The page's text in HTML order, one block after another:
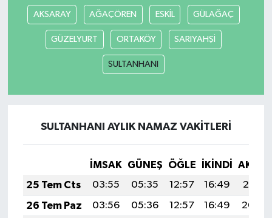
AKSARAY AĞAÇÖREN ESKİL GÜLAĞAÇ
GÜZELYURT ORTAKÖY SARIYAHŞİ
SULTANHANI
SULTANHANI AYLIK NAMAZ VAKITLERI
İMSAK GÜNEŞ ÖĞLE İKINDI
25 Tem Cts
03:55 05:35 12:57 16:49
20:10
26 Tem Paz
03:56 05:36 12:57 16:49
20:09